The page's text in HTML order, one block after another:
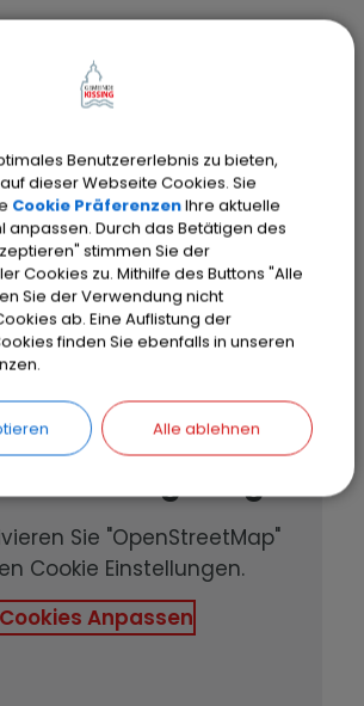
Eltern können sich gerne von
der Ersatzbetreuung
im Helene-Seibert-
wird
Sie "OpenStreetMap"
Cookie Einstellungen.
Cookies Anpassen
Benutzererlebnis zu bieten,
dieser Webseite Cookies. Sie
Cookie PräferenzenIhre aktuelle
anpassen. Durch das Betätigen des
stimmen Sie der
Cookies zu. Mithilfe des Buttons "Alle
Sie der Verwendung nicht
ab. Eine Auflistung der
finden Sie ebenfalls in unseren
Alle ablehnen